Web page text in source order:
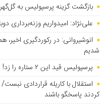
بازگشت گزینه پرسپولیس به ‌گل‌گهر
علی‌نژاد: امیدواریم وزنه‌برداری
انوشیروانی: در رکوردگیری اخیر،
شدیم
پرسپولیس قید این ۲ ستاره را زد!
استقلال با کاریله قراردادی
کردند پاسخگو باشند